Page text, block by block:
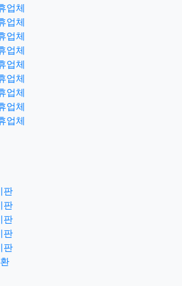
업체
업체
업체
업체
업체
업체
업체
업체
업체
판
판
판
판
판